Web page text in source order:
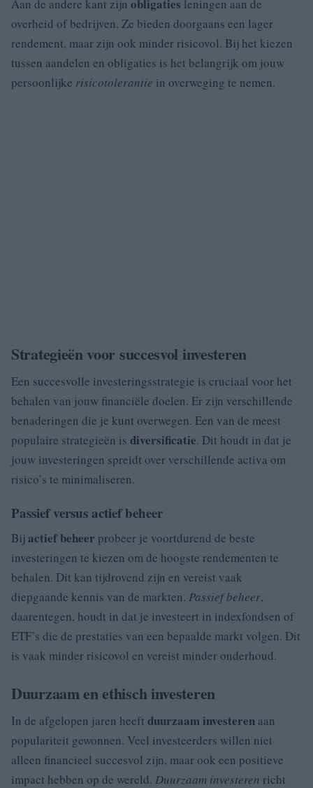
Aan de andere kant zijn obligaties leningen aan de
overheid of bedrijven. Ze bieden doorgaans een lager
rendement, maar zijn ook minder risicovol. Bij het kiezen
tussen aandelen en obligaties is het belangrijk om jouw
persoonlijke risicotolerantie in overweging te nemen.
Strategieën voor succesvol investeren
Een succesvolle investeringsstrategie is cruciaal voor het
behalen van jouw financiële doelen. Er zijn verschillende
benaderingen die je kunt overwegen. Een van de meest
populaire strategieën is diversificatie. Dit houdt in dat je
jouw investeringen spreidt over verschillende activa om
risico’s te minimaliseren.
Passief versus actief beheer
Bijactief beheer probeer je voortdurend de beste
investeringen te kiezen om de hoogste rendementen te
behalen. Dit kan tijdrovend zijn en vereist vaak
diepgaande kennis van de markten. Passief beheer,
daarentegen, houdt in dat je investeert in indexfondsen of
ETF’s die de prestaties van een bepaalde markt volgen. Dit
is vaak minder risicovol en vereist minder onderhoud.
Duurzaam en ethisch investeren
In de afgelopen jaren heeft duurzaam investeren aan
populariteit gewonnen. Veel investeerders willen niet
alleen financieel succesvol zijn, maar ook een positieve
impact hebben op de wereld. Duurzaam investeren richt